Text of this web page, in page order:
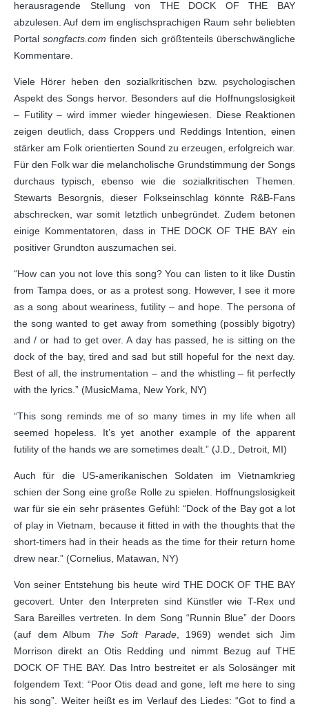
herausragende Stellung von THE DOCK OF THE BAY
abzulesen. Auf dem im englischsprachigen Raum sehr beliebten
Portalsongfacts.com finden sich größtenteils überschwängliche
Kommentare.
Viele Hörer heben den sozialkritischen bzw. psychologischen
Aspekt des Songs hervor. Besonders auf die Hoffnungslosigkeit
– Futility – wird immer wieder hingewiesen. Diese Reaktionen
zeigen deutlich, dass Croppers und Reddings Intention, einen
stärker am Folk orientierten Sound zu erzeugen, erfolgreich war.
Für den Folk war die melancholische Grundstimmung der Songs
durchaus typisch, ebenso wie die sozialkritischen Themen.
Stewarts Besorgnis, dieser Folkseinschlag könnte R&B-Fans
abschrecken, war somit letztlich unbegründet. Zudem betonen
einige Kommentatoren, dass in THE DOCK OF THE BAY ein
positiver Grundton auszumachen sei.
“How can you not love this song? You can listen to it like Dustin
from Tampa does, or as a protest song. However, I see it more
as a song about weariness, futility – and hope. The persona of
the song wanted to get away from something (possibly bigotry)
and / or had to get over. A day has passed, he is sitting on the
dock of the bay, tired and sad but still hopeful for the next day.
Best of all, the instrumentation – and the whistling – fit perfectly
with the lyrics.” (MusicMama, New York, NY)
“This song reminds me of so many times in my life when all
seemed hopeless. It’s yet another example of the apparent
futility of the hands we are sometimes dealt.” (J.D., Detroit, MI)
Auch für die US-amerikanischen Soldaten im Vietnamkrieg
schien der Song eine große Rolle zu spielen. Hoffnungslosigkeit
war für sie ein sehr präsentes Gefühl: “Dock of the Bay got a lot
of play in Vietnam, because it fitted in with the thoughts that the
short-timers had in their heads as the time for their return home
drew near.” (Cornelius, Matawan, NY)
Von seiner Entstehung bis heute wird THE DOCK OF THE BAY
gecovert. Unter den Interpreten sind Künstler wie T-Rex und
Sara Bareilles vertreten. In dem Song “Runnin Blue” der Doors
(auf dem Album The Soft Parade, 1969) wendet sich Jim
Morrison direkt an Otis Redding und nimmt Bezug auf THE
DOCK OF THE BAY. Das Intro bestreitet er als Solosänger mit
folgendem Text: “Poor Otis dead and gone, left me here to sing
his song”. Weiter heißt es im Verlauf des Liedes: “Got to find a